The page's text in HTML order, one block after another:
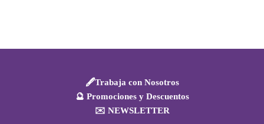
🖋️Trabaja con Nosotros
🔮 Promociones y Descuentos
✉️ NEWSLETTER